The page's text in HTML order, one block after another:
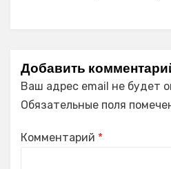
Добавить
Ваш адрес email не будет
Обязательные поля
Комментарий *